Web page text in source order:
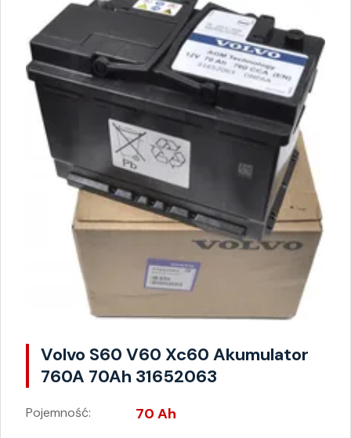
Volvo S60 V60 Xc60 Akumulator
760A 70Ah 31652063
Pojemność: 70 Ah